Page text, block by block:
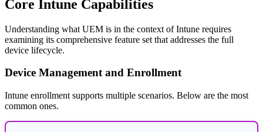
Core Intune Capabilities
Understanding what UEM is in the context of Intune requires
examining its comprehensive feature set that addresses the full
device lifecycle.
Device Management and Enrollment
Intune enrollment supports multiple scenarios. Below are the most
common ones.